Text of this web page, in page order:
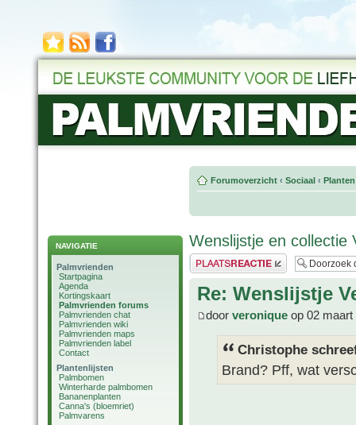
NAVIGATIE
Palmvrienden
Startpagina
Agenda
Kortingskaart
Palmvrienden forums
Palmvrienden chat
Palmvrienden wiki
Palmvrienden maps
Palmvrienden label
Contact
Plantenlijsten
Palmbomen
Winterharde palmbomen
Bananenplanten
Canna's (bloemriet)
Palmvarens
Forumoverzicht ‹ Sociaal ‹
Wenslijstje en collectie
Plaats een reactie
Re: Wenslijstje
door veronique op 02 maart
Christophe
Brand? Pff, wat